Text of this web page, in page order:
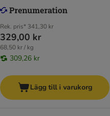
Rek. pris* 341,30 kr
329,00 kr
68,50 kr / kg
309,26 kr
Lägg till i varukorg